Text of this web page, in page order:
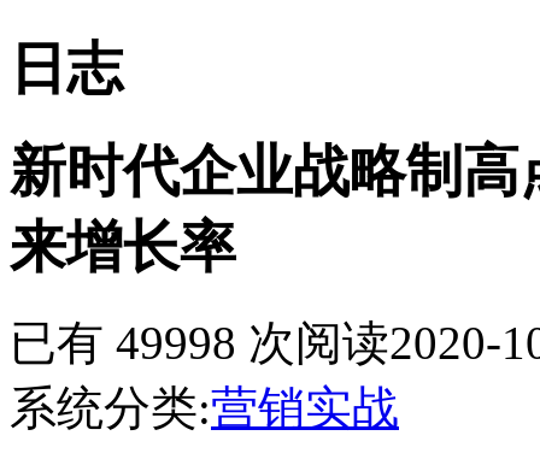
日志
新时代企业战略制
来增长率
已有 49998 次阅读2020-
系统分类:营销实战